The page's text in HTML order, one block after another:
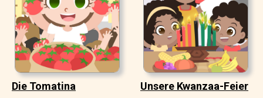
Die Tomatina Unsere Kwanzaa-Feier